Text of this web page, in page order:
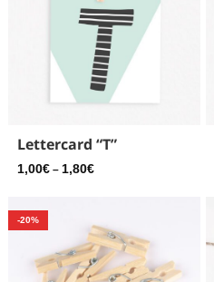
Lettercard “T”
1,00€ – 1,80€
-20%